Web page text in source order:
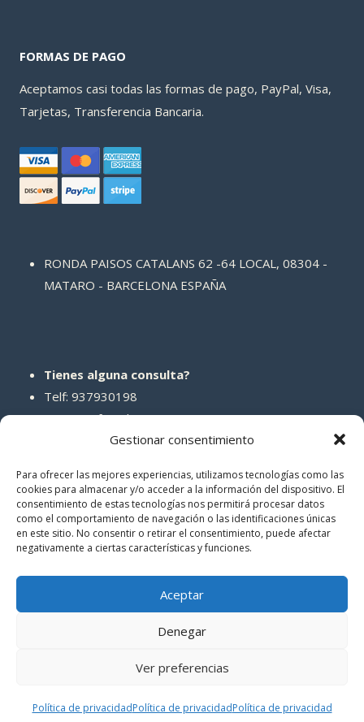
Gestionar consentimiento
Para ofrecer las mejores experiencias, utilizamos tecnologías como las
cookies para almacenar y/o acceder a la información del dispositivo. El
consentimiento de estas tecnologías nos permitirá procesar datos
como el comportamiento de navegación o las identificaciones únicas
en este sitio. No consentir o retirar el consentimiento, puede afectar
negativamente a ciertas características y funciones.
Aceptar
Denegar
Ver preferencias
Política de privacidadPolítica de privacidadPolítica de privacidad
FORMAS DE PAGO
Aceptamos casi todas las formas de pago, PayPal, Visa,
Tarjetas, Transferencia Bancaria.
RONDA PAISOS CATALANS 62 -64 LOCAL, 08304 -
MATARO - BARCELONA ESPAÑA
Tienes alguna consulta?
Telf: 937930198
Correo: info@abcreparaciones.com
REDES SOCIALES